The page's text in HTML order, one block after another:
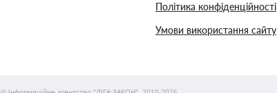
Політика конфіденційності
Умови використання сайту